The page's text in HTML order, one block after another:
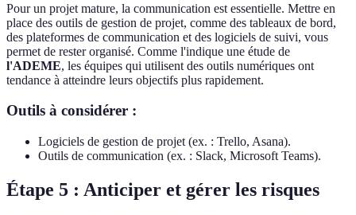
Pour un projet mature, la communication est essentielle. Mettre en
place des outils de gestion de projet, comme des tableaux de bord,
des plateformes de communication et des logiciels de suivi, vous
permet de rester organisé. Comme l'indique une étude de
l'ADEME, les équipes qui utilisent des outils numériques ont
tendance à atteindre leurs objectifs plus rapidement.
Outils à considérer :
Logiciels de gestion de projet (ex. : Trello, Asana).
Outils de communication (ex. : Slack, Microsoft Teams).
Étape 5 : Anticiper et gérer les risques